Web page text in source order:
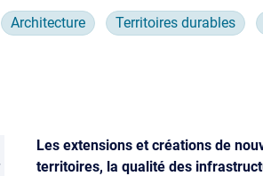
Architecture Territoires durables
Les extensions et créations de
territoires, la qualité des